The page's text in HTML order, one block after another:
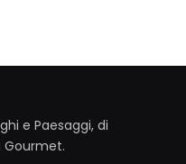
e Paesaggi, di
Gourmet.